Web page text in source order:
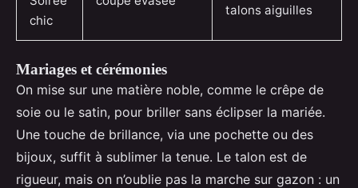
chic
talons aiguilles
Mariages et cérémonies
On mise sur une matière noble, comme le crêpe de
soie ou le satin, pour briller sans éclipser la mariée.
Une touche de brillance, via une pochette ou des
bijoux, suffit à sublimer la tenue. Le talon est de
rigueur, mais on n’oublie pas la marche sur gazon : un